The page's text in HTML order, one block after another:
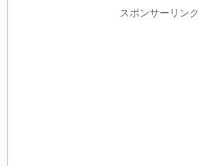
スポンサーリンク